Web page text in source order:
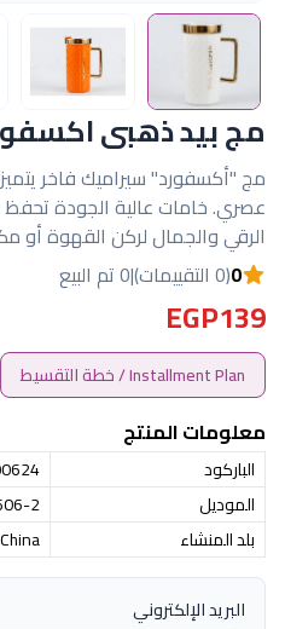
مج بيد ذهبى
مج "أكسفورد" سيراميك فاخر
عصري. خامات عالية الجودة
الرقي والجمال لركن القهوة أو
0(0 التقييمات) |0 تم البيع
EGP139
Installment Plan / خطة التقسيط
معلومات المنتج
الباركود
الموديل
2
بلد المنشاء
China
البريد الإلكتروني